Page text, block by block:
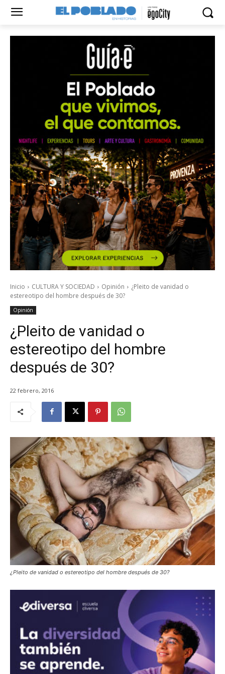
Inicio CULTURA Y SOCIEDAD Opinión
¿Pleito de vanidad o
estereotipo del hombre después de 30?
Opinión
¿Pleito de vanidad o
estereotipo del hombre
después de 30?
22 febrero, 2016
¿Pleito de vanidad o estereotipo del hombre después de 30?